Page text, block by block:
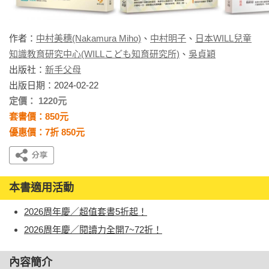
作者： 中村美穗(Nakamura Miho) 、 中村明子 、 日本WILL兒童
知識教育研究中心(WILLこども知育研究所) 、 吳貞穎
出版社： 新手父母
出版日期：2024-02-22
定價： 1220元
套書價：850元
優惠價：7折 850元
本書適用活動
2026周年慶／超值套書5折起！
2026周年慶／閱讀力全開7~72折！
內容簡介